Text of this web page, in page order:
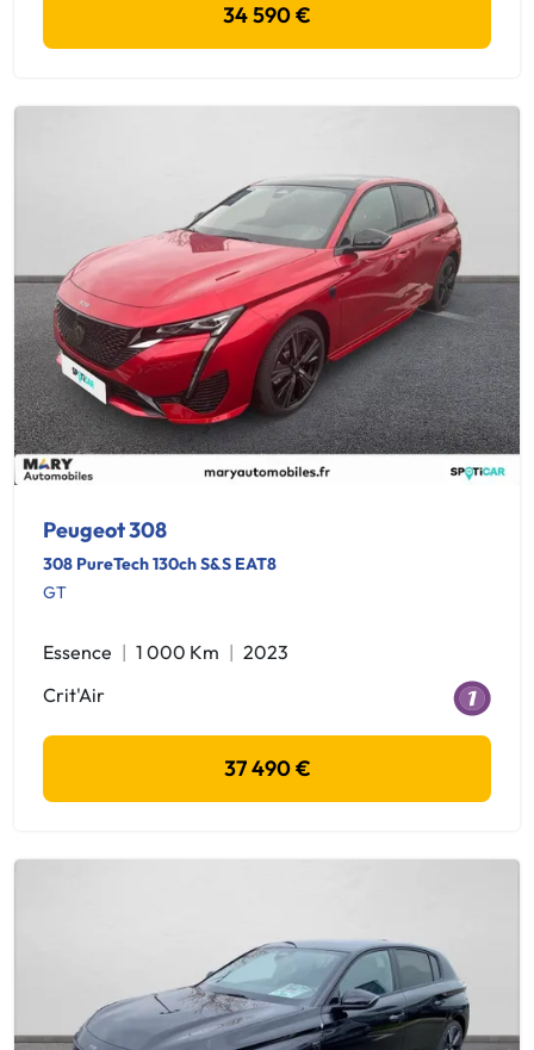
34 590 €
Peugeot 308
308 PureTech 130ch S&S EAT8
GT
Essence 1 000 Km
2023
Crit'Air
37 490 €